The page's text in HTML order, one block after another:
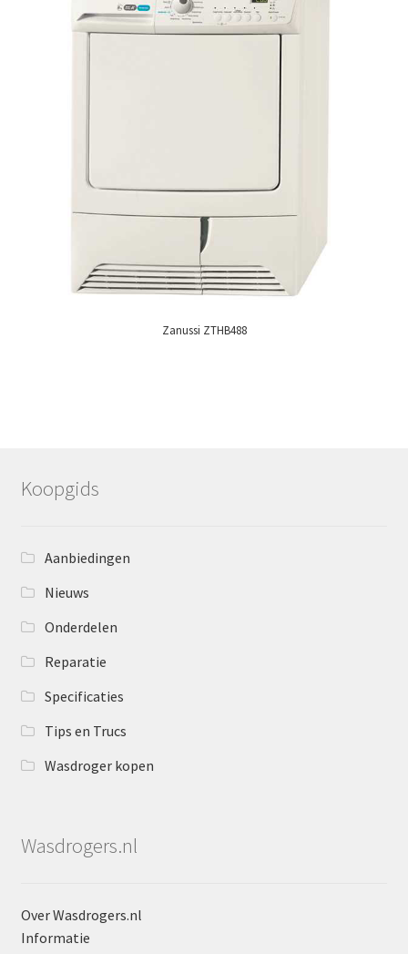
Zanussi ZTHB488
Koopgids
Aanbiedingen
Nieuws
Onderdelen
Reparatie
Specificaties
Tips en Trucs
Wasdroger kopen
Wasdrogers.nl
Over Wasdrogers.nl
Informatie